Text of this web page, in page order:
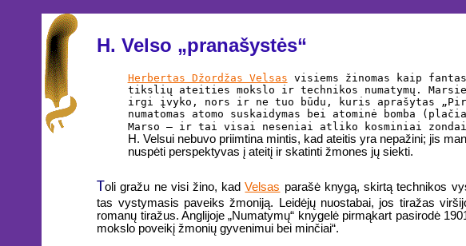
H. Velso „pranašystės“
Herbertas Džordžas Velsas visiems žinomas kaip
tikslių ateities mokslo ir technikos numatymų.
irgi įvyko, nors ir ne tuo būdu, kuris aprašytas
numatomas atomo suskaidymas bei atominė bomba
Marso – ir tai visai neseniai atliko kosminiai
H. Velsui nebuvo priimtina mintis, kad ateitis yra nepažini; jis
nuspėti perspektyvas į ateitį ir skatinti žmones jų siekti.
Toli gražu ne visi žino, kadVelsas parašė knygą, skirtą technikos
tas vystymasis paveiks žmoniją. Leidėjų nuostabai, jos tiražas
romanų tiražus. Anglijoje „Numatymų“ knygelė pirmąkart pasirodė
mokslo poveikį žmonių gyvenimui bei minčiai“.